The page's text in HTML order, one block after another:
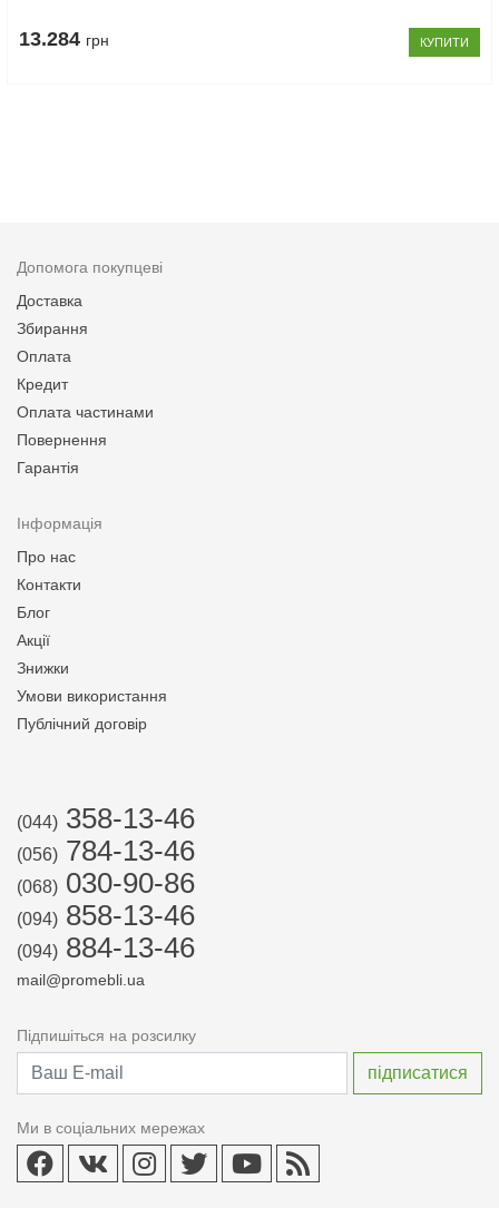
13.284 грн КУПИТИ
Допомога покупцеві
Доставка
Збирання
Оплата
Кредит
Оплата частинами
Повернення
Гарантія
Інформація
Про нас
Контакти
Блог
Акції
Знижки
Умови використання
Публічний договір
(044) 358-13-46
(056) 784-13-46
(068) 030-90-86
(094) 858-13-46
(094) 884-13-46
mail@promebli.ua
Підпишіться на розсилку
Ми в соціальних мережах